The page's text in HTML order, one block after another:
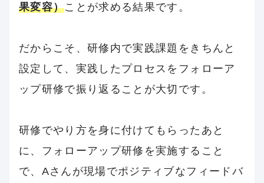
果変容）ことが求める結果です。
だからこそ、研修内で実践課題をきちんと
設定して、実践したプロセスをフォローア
ップ研修で振り返ることが大切です。
研修でやり方を身に付けてもらったあと
に、フォローアップ研修を実施すること
で、Aさんが現場でポジティブなフィードバ